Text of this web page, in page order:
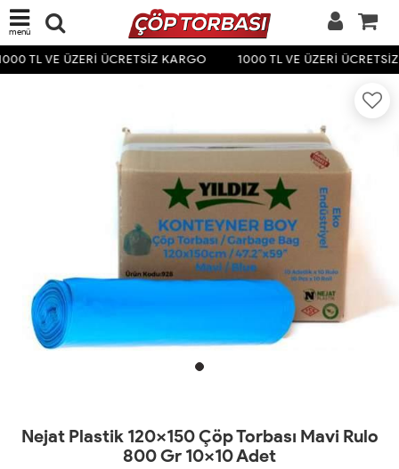
menü
TL VE ÜZERİ ÜCRETSİZ KARGO 1000 TL VE ÜZERİ
Nejat Plastik 120x150 Çöp Torbası Mavi Rulo
800 Gr 10x10 Adet